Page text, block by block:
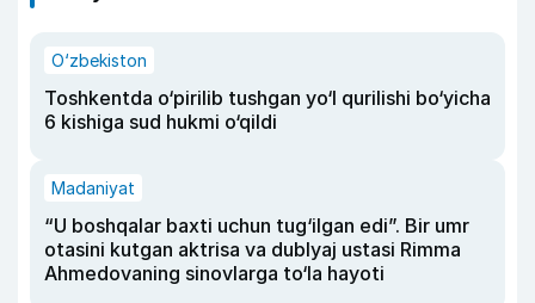
O‘zbekiston
Toshkentda o‘pirilib tushgan yo‘l qurilishi bo‘yicha
6 kishiga sud hukmi o‘qildi
Madaniyat
“U boshqalar baxti uchun tug‘ilgan edi”. Bir umr
otasini kutgan aktrisa va dublyaj ustasi Rimma
Ahmedovaning sinovlarga to‘la hayoti